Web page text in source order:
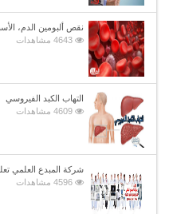
نقص ألبومين الدم،
4643 مشاهدات
التهاب الكبد الفيروسي
4609 مشاهدات
شركة المبدع العلمي
4596 مشاهدات